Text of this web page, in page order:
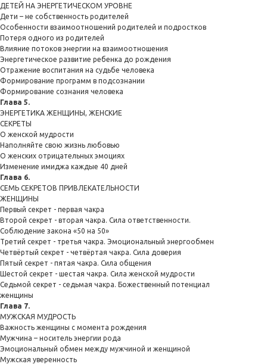
ДЕТЕЙ НА ЭНЕРГЕТИЧЕСКОМ УРОВНЕ
Дети – не собственность родителей
Особенности взаимоотношений родителей и подростков
Потеря одного из родителей
Влияние потоков энергии на взаимоотношения
Энергетическое развитие ребенка до рождения
Отражение воспитания на судьбе человека
Формирование программ в подсознании
Формирование сознания человека
Глава 5.
ЭНЕРГЕТИКА ЖЕНЩИНЫ, ЖЕНСКИЕ
СЕКРЕТЫ
О женской мудрости
Наполняйте свою жизнь любовью
О женских отрицательных эмоциях
Изменение имиджа каждые 40 дней
Глава 6.
СЕМЬ СЕКРЕТОВ ПРИВЛЕКАТЕЛЬНОСТИ
ЖЕНЩИНЫ
Первый секрет - первая чакра
Второй секрет - вторая чакра. Сила ответственности.
Соблюдение закона «50 на 50»
Третий секрет - третья чакра. Эмоциональный энергообмен
Четвёртый секрет - четвёртая чакра. Сила доверия
Пятый секрет - пятая чакра. Сила общения
Шестой секрет - шестая чакра. Сила женской мудрости
Седьмой секрет - седьмая чакра. Божественный потенциал
женщины
Глава 7.
МУЖСКАЯ МУДРОСТЬ
Важность женщины с момента рождения
Мужчина – носитель энергии рода
Эмоциональный обмен между мужчиной и женщиной
Мужская уверенность